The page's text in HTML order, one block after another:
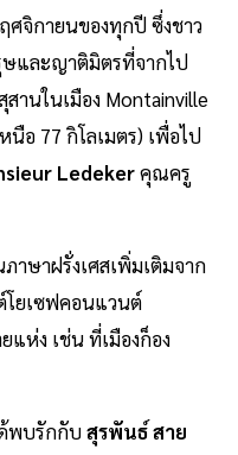
ศจิกายนของทุกปี ซึ่งชาว
ษและญาติมิตรที่จากไป
นในเมือง Montainville
นือ 77 กิโลเมตร) เพื่อไป
Ledekerคุณครู
าษาฝรั่งเศสเพิ่มเติมจาก
โยเซฟคอนแวนต์
แห่ง เช่น ที่เมืองก็อง
พบรักกับสุรพันธ์ สาย